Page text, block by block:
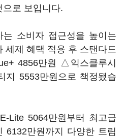
로 보입니다.
는 소비자 접근성을 높이는
세제 혜택 적용 후 스탠다드
4856만원 △익스클루시
5553만원으로 책정됐습
Lite 5064만원부터 최고급
6132만원까지 다양한 트림